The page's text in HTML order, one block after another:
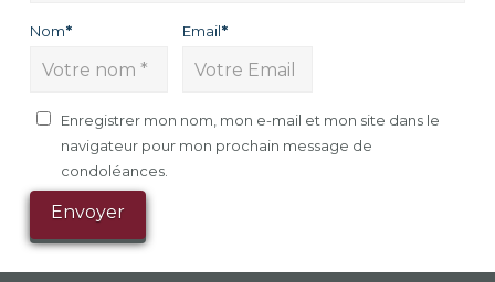
Nom* Email*
Enregistrer mon nom, mon e-mail et mon site dans le
navigateur pour mon prochain message de
condoléances.